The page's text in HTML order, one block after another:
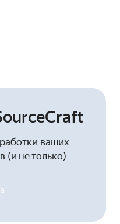
ваших
(и не только)